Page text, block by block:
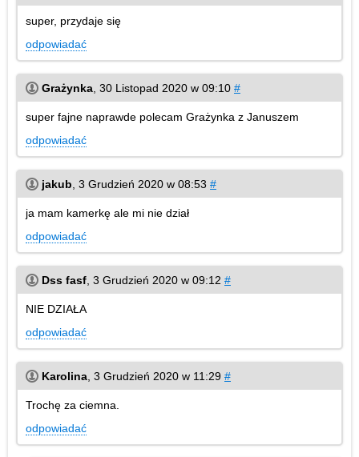
super, przydaje się
odpowiadać
Grażynka 30 Listopad 2020 w 09:10 #
super fajne naprawde polecam Grażynka z Januszem
odpowiadać
jakub 3 Grudzień 2020 w 08:53 #
ja mam kamerkę ale mi nie dział
odpowiadać
Dss fasf 3 Grudzień 2020 w 09:12 #
NIE DZIAŁA
odpowiadać
Karolina 3 Grudzień 2020 w 11:29 #
Trochę za ciemna.
odpowiadać